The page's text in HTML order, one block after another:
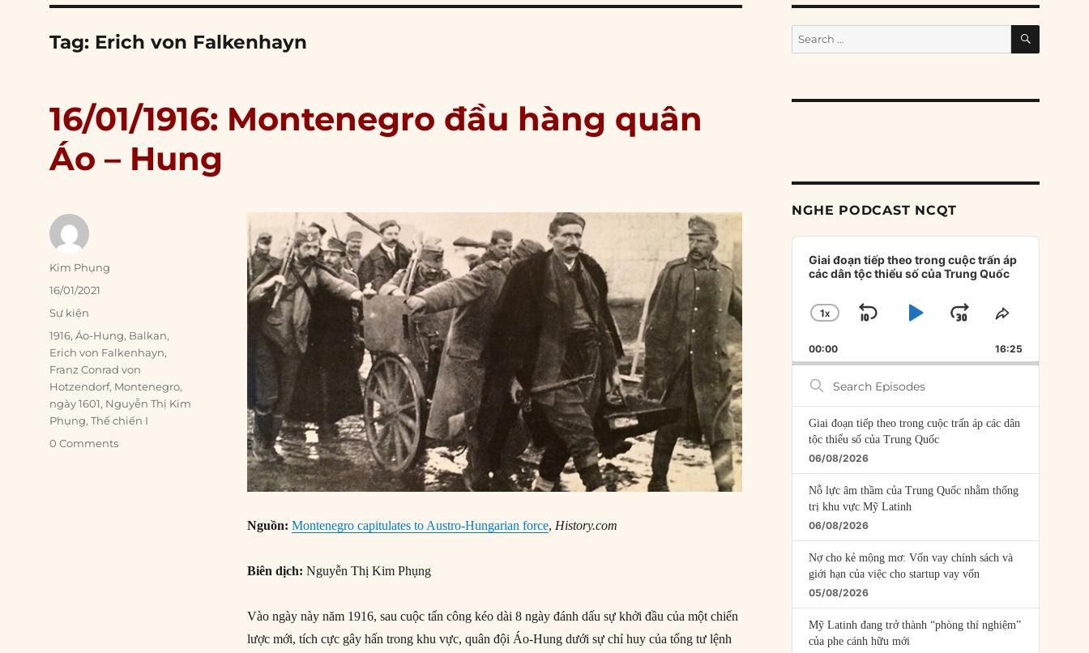
Tag: Erich von Falkenhayn
16/01/1916: Montenegro đầu hàng quân
Áo – Hung
Nguồn: Montenegro capitulates to Austro-Hungarian force, History.com
Biên dịch: Nguyễn Thị Kim Phụng
Vào ngày này năm 1916, sau cuộc tấn công kéo dài 8 ngày đánh dấu sự khởi đầu của một chiến
lược mới, tích cực gây hấn trong khu vực, quân đội Áo-Hung dưới sự chỉ huy của tổng tư lệnh
Author
Kim Phụng
Posted
16/01/2021
Categories
Sự kiện
Tags
1916,Áo-Hung, Balkan,
Erich von Falkenhayn,
Franz Conrad von
Hotzendorf, Montenegro,
ngày 1601, Nguyễn Thị Kim
Phụng,Thế chiến I
0 Comments
Search
for:
SEARCH
NGHE PODCAST NCQT
Audio
Player
Giai đoạn tiếp theo trong cuộc trấn áp
các dân tộc thiểu số của Trung Quốc
CHANGE
RATE
1X
SKIP
BACKWARD
PLAYJUMP
FORWARD
SHARE
EPISODE
00:00 16:25
Search
Episodes
Giai đoạn tiếp theo trong cuộc trấn áp các dân
tộc thiểu số của Trung Quốc
06/08/2026
Nỗ lực âm thầm của Trung Quốc nhằm thống
trị khu vực Mỹ Latinh
06/08/2026
Nợ cho kẻ mộng mơ: Vốn vay chính sách và
giới hạn của việc cho startup vay vốn
05/08/2026
Mỹ Latinh đang trở thành “phòng thí nghiệm”
của phe cánh hữu mới